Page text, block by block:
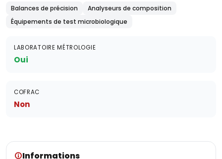
Balances de précision
Analyseurs de composition
Équipements de test microbiologique
LABORATOIRE MÉTROLOGIE
Oui
COFRAC
Non
Informations